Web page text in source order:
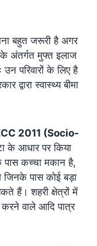
बहुत जरूरी है अगर
अंतर्गत मुफ्त इलाज
परिवारों के लिए है
स्वास्थ्य बीमा
2011 (Socio-
के आधार पर किया
पास कच्चा मकान है,
जिनके पास कोई बड़ा
हैं। शहरी क्षेत्रों में
वाले आदि पात्र